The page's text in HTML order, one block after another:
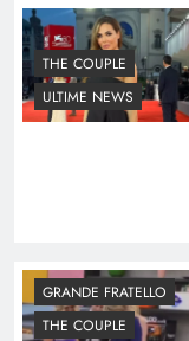
THE COUPLE
ULTIME NEWS
GRANDE FRATELLO
THE COUPLE